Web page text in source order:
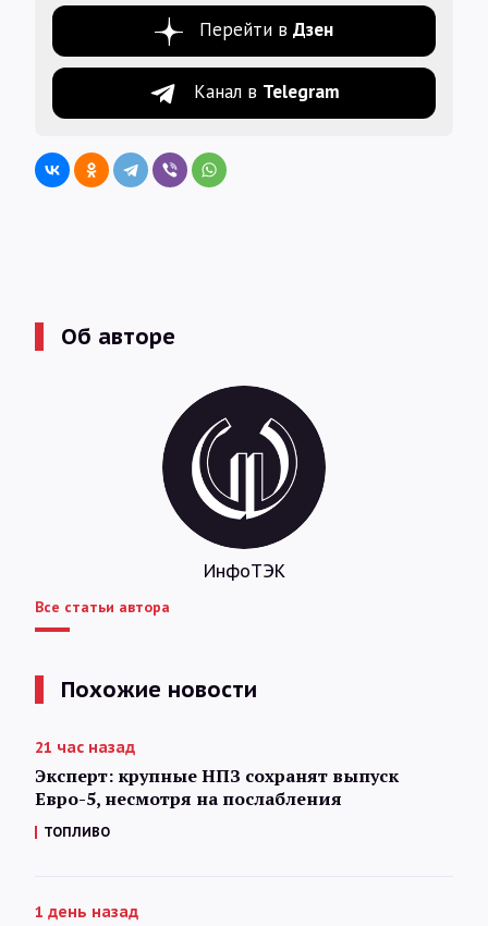
Перейти в Дзен
Канал в Telegram
Об авторе
ИнфоТЭК
Все статьи автора
Похожие новости
21 час назад
Эксперт: крупные НПЗ сохранят выпуск
Евро-5, несмотря на послабления
ТОПЛИВО
1 день назад